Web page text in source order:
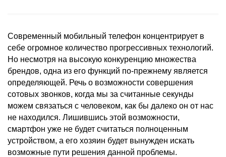
Современный мобильный телефон концентрирует в
себе огромное количество прогрессивных технологий.
Но несмотря на высокую конкуренцию множества
брендов, одна из его функций по-прежнему является
определяющей. Речь о возможности совершения
сотовых звонков, когда мы за считанные секунды
можем связаться с человеком, как бы далеко он от нас
не находился. Лишившись этой возможности,
смартфон уже не будет считаться полноценным
устройством, а его хозяин будет вынужден искать
возможные пути решения данной проблемы.